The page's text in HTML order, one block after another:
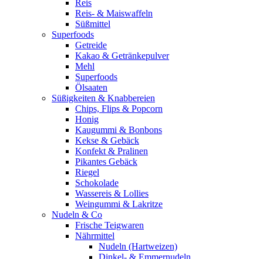
Reis
Reis- & Maiswaffeln
Süßmittel
Superfoods
Getreide
Kakao & Getränkepulver
Mehl
Superfoods
Ölsaaten
Süßigkeiten & Knabbereien
Chips, Flips & Popcorn
Honig
Kaugummi & Bonbons
Kekse & Gebäck
Konfekt & Pralinen
Pikantes Gebäck
Riegel
Schokolade
Wassereis & Lollies
Weingummi & Lakritze
Nudeln & Co
Frische Teigwaren
Nährmittel
Nudeln (Hartweizen)
Dinkel- & Emmernudeln